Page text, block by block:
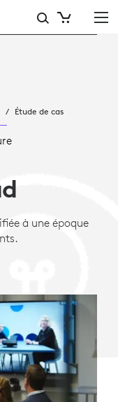
Étude de cas
à une époque